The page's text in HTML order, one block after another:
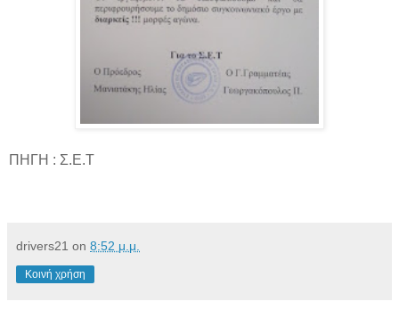
ΠΗΓΗ : Σ.Ε.Τ
drivers21 on 8:52 μ.μ.
Κοινή χρήση